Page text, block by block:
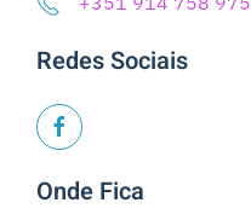
Redes Sociais
Onde Fica